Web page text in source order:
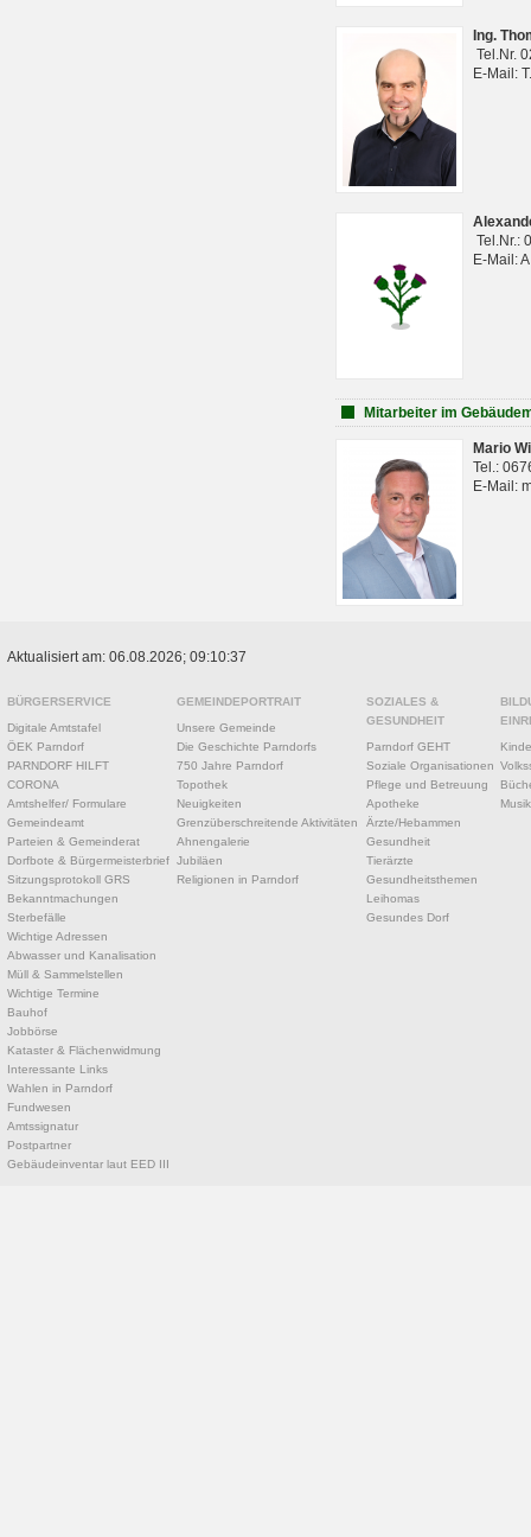
Ing.
Tel.Nr.
E-Mail:
Tel.Nr.:
E-Mail:
Mitarbeiter im
Mario
Tel.:
E-Mail:
Aktualisiert am: 06.08.2026; 09:10:37
BÜRGERSERVICE
Digitale Amtstafel
ÖEK Parndorf
PARNDORF HILFT
CORONA
Amtshelfer/ Formulare
Gemeindeamt
Parteien & Gemeinderat
Dorfbote & Bürgermeisterbrief
Sitzungsprotokoll GRS
Bekanntmachungen
Sterbefälle
Wichtige Adressen
Abwasser und Kanalisation
Müll & Sammelstellen
Wichtige Termine
Bauhof
Jobbörse
Kataster & Flächenwidmung
Interessante Links
Wahlen in Parndorf
Fundwesen
Amtssignatur
Postpartner
Gebäudeinventar laut EED III
GEMEINDEPORTRAIT
Unsere Gemeinde
Die Geschichte Parndorfs
750 Jahre Parndorf
Topothek
Neuigkeiten
Grenzüberschreitende Aktivitäten
Ahnengalerie
Jubiläen
Religionen in Parndorf
SOZIALES &
GESUNDHEIT
Parndorf GEHT
Soziale Organisationen
Pflege und Betreuung
Apotheke
Ärzte/Hebammen
Gesundheit
Tierärzte
Gesundheitsthemen
Leihomas
Gesundes Dorf